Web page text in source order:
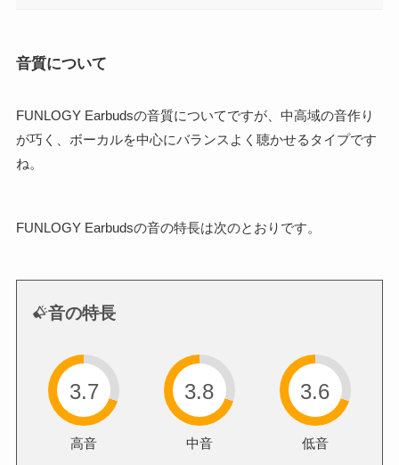
音質について
FUNLOGY Earbudsの音質についてですが、中高域の音作り
が巧く、ボーカルを中心にバランスよく聴かせるタイプです
ね。
FUNLOGY Earbudsの音の特長は次のとおりです。
音の特長
3.7
高音
3.8
中音
3.6
低音